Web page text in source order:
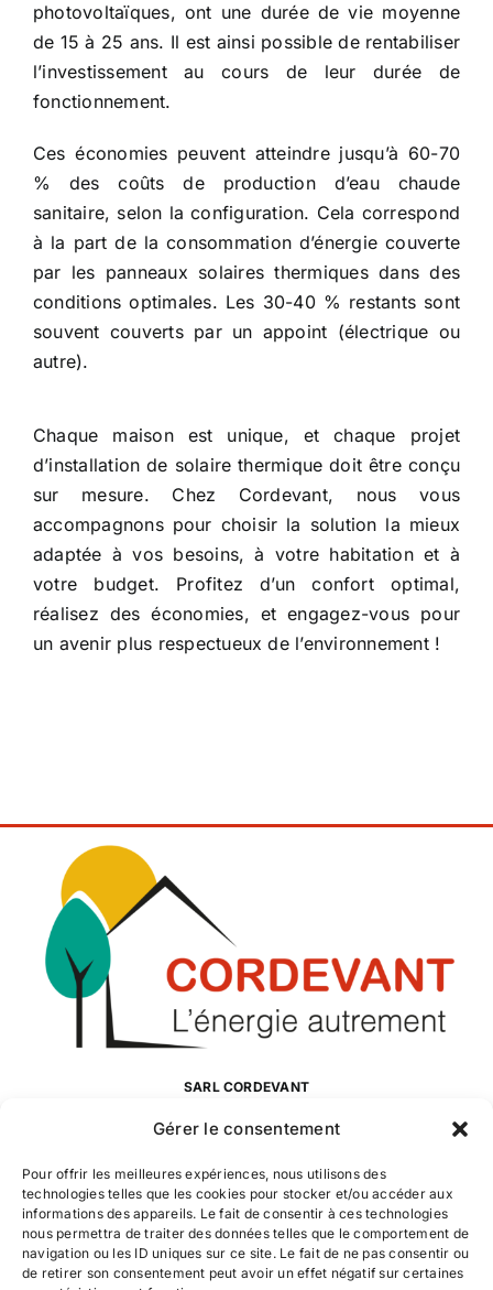
Gérer le consentement
Pour offrir les meilleures expériences, nous utilisons des
technologies telles que les cookies pour stocker et/ou accéder aux
informations des appareils. Le fait de consentir à ces technologies
nous permettra de traiter des données telles que le comportement de
navigation ou les ID uniques sur ce site. Le fait de ne pas consentir ou
de retirer son consentement peut avoir un effet négatif sur certaines
photovoltaïques, ont une durée de vie moyenne
de 15 à 25 ans. Il est ainsi possible de rentabiliser
l’investissement au cours de leur durée de
fonctionnement.
Ces économies peuvent atteindre jusqu’à 60-70
% des coûts de production d’eau chaude
sanitaire, selon la configuration. Cela correspond
à la part de la consommation d’énergie couverte
par les panneaux solaires thermiques dans des
conditions optimales. Les 30-40 % restants sont
souvent couverts par un appoint (électrique ou
autre).
Chaque maison est unique, et chaque projet
d’installation de solaire thermique doit être conçu
sur mesure. Chez Cordevant, nous vous
accompagnons pour choisir la solution la mieux
adaptée à vos besoins, à votre habitation et à
votre budget. Profitez d’un confort optimal,
réalisez des économies, et engagez-vous pour
un avenir plus respectueux de l’environnement !
SARL CORDEVANT
R.C.S. Saint-Quentin
SAINT-QUENTIN
12 bd Verdun – Zone Pontoile (Grand Frais)
02100 SAINT-QUENTIN